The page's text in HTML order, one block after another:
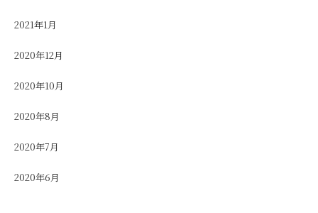
2021年1月
2020年12月
2020年10月
2020年8月
2020年7月
2020年6月